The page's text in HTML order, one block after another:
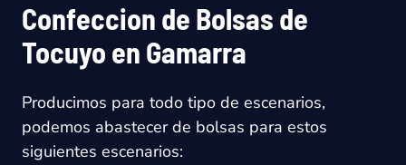
Confeccion de Bolsas de
Tocuyo en Gamarra
Producimos para todo tipo de escenarios,
podemos abastecer de bolsas para estos
siguientes escenarios: